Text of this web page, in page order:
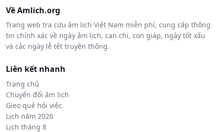
Về Amlich.org
Trang web tra cứu âm lịch Việt Nam miễn phí, cung cấp thông
tin chính xác về ngày âm lịch, can chi, con giáp, ngày tốt xấu
và các ngày lễ tết truyền thống.
Liên kết nhanh
Trang chủ
Chuyển đổi âm lịch
Gieo quẻ hỏi việc
Lịch năm 2026
Lịch tháng 8